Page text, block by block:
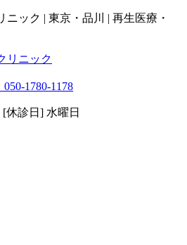
ック | 東京・品川 | 再生医療・
050-1780-1178
[休診日] 水曜日